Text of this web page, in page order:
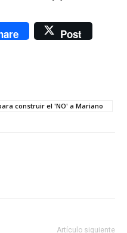
Post
construir el 'NO' a Mariano
Artículo siguiente